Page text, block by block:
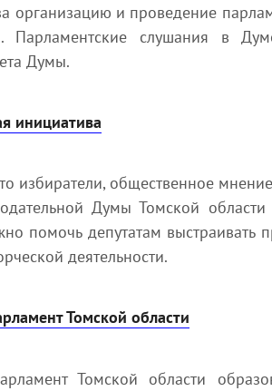
организацию и проведение
Парламентские слушания в
Думы.
инициатива
избиратели, общественное
Думы Томской
помочь депутатам выстраивать
деятельности.
Томской области
Томской области